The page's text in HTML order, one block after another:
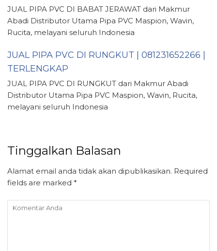
JUAL PIPA PVC DI BABAT JERAWAT dari Makmur
Abadi Distributor Utama Pipa PVC Maspion, Wavin,
Rucita, melayani seluruh Indonesia
JUAL PIPA PVC DI RUNGKUT | 081231652266 |
TERLENGKAP
JUAL PIPA PVC DI RUNGKUT dari Makmur Abadi
Distributor Utama Pipa PVC Maspion, Wavin, Rucita,
melayani seluruh Indonesia
Tinggalkan Balasan
Alamat email anda tidak akan dipublikasikan. Required
fields are marked *